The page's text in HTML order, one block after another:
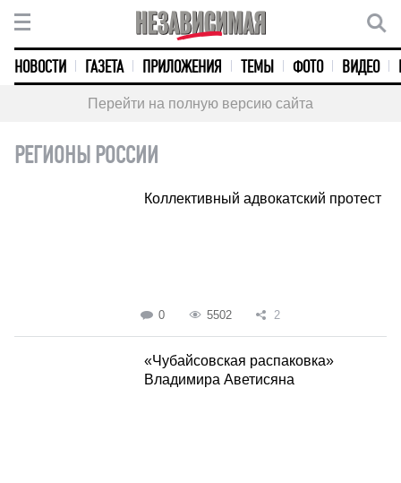
НОВОСТИ ГАЗЕТА ПРИЛОЖЕНИЯ ТЕМЫ ФОТО ВИДЕО
Перейти на полную версию сайта
РЕГИОНЫ РОССИИ
Коллективный адвокатский протест
0 5502 2
«Чубайсовская распаковка»
Владимира Аветисяна